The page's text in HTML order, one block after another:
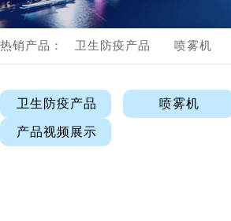
热销产品： 卫生防疫产品 喷雾机
卫生防疫产品 喷雾机
产品视频展示